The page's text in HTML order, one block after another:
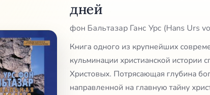
дней
фон Бальтазар Ганс Урс (Hans Urs
Книга одного из крупнейших
кульминации христианской истории
Христовых. Потрясающая глубина
направленной на главную тайну